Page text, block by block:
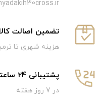
تضمین اصالت
هزینه شهری تا
پشتیبانی 24 ساعته
در 7 روز هفته